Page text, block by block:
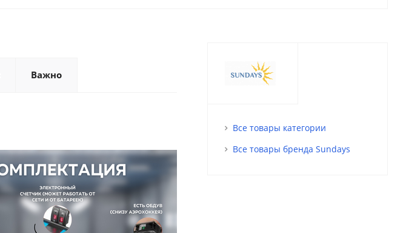
Важно
Все товары категории
Все товары бренда Sundays